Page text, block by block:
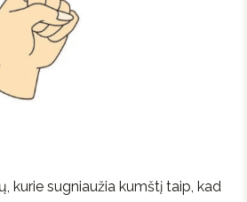
kurie sugniaužia kumštį taip, kad